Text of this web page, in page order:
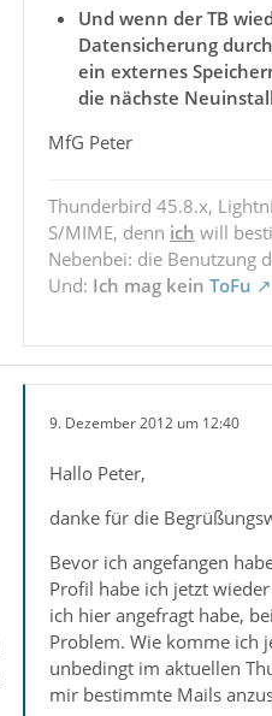
Und wenn der TB
Datensicherung
ein externes
die nächste
MfG Peter
Thunderbird 45.8.x,
S/MIME, denn ich will
Nebenbei: die Benutzung
Und: Ich mag kein ToFu
9. Dezember 2012 um 12:40
Hallo Peter,
danke für die
Bevor ich angefangen
Profil habe ich jetzt
ich hier angefragt habe,
Problem. Wie komme ich
unbedingt im aktuellen
mir bestimmte Mails